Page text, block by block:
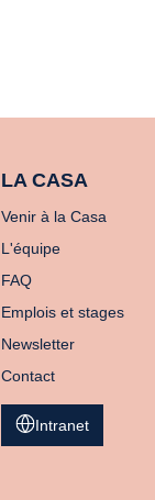
LA CASA
Venir à la Casa
L'équipe
FAQ
Emplois et stages
Newsletter
Contact
Intranet